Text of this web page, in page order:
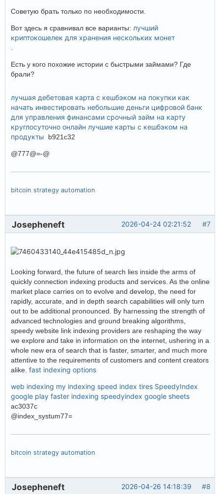
Советую брать только по необходимости.
Вот здесь я сравнивал все варианты: лучший
криптокошелек для хранения нескольких монет
.
Есть у кого похожие истории с быстрыми займами? Где
брали?
лучшая дебетовая карта с кешбэком на покупки как
начать инвестировать небольшие деньги цифровой банк
для управления финансами срочный займ на карту
круглосуточно онлайн лучшие карты с кешбэком на
продукты b921c32
@777@=-@
bitcoin strategy automation
#7
2026-04-24 02:21:52
Josepheneft
Looking forward, the future of search lies inside the arms of
quickly connection indexing products and services. As the online
market place carries on to evolve and develop, the need for
rapidly, accurate, and in depth search capabilities will only turn
out to be additional pronounced. By harnessing the strength of
advanced technologies and ground breaking algorithms,
speedy website link indexing providers are reshaping the way
we explore and take in information on the internet, ushering in a
whole new era of search that is faster, smarter, and much more
attentive to the requirements of customers and content creators
alike. fast indexing options
web indexing my indexing speed index tires SpeedyIndex
google play faster indexing speedyindex google sheets
ac3037c
@index_systum77=
bitcoin strategy automation
#8
2026-04-26 14:18:39
Josepheneft